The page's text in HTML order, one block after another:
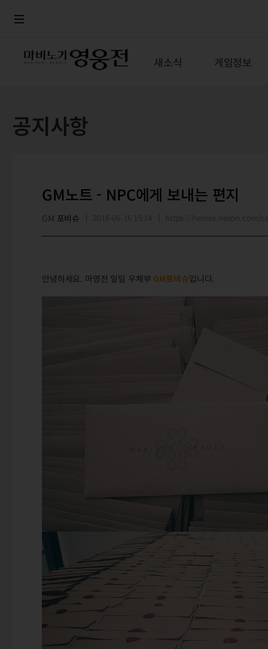
새소식 게임정보
공지사항
GM노트 - NPC에게 보내는 편지
GM 포비슈
안녕하세요. 마영전 일일 우체부 GM포비슈입니다.